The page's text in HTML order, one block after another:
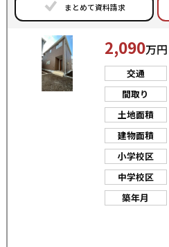
まとめて資料請求
2,090万円
交通
間取り
土地面積
建物面積
小学校区
中学校区
築年月